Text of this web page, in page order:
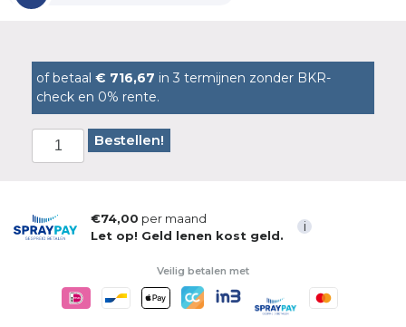
of betaal € 716,67 in 3 termijnen zonder BKR-
check en 0% rente.
Bestellen!
€74,00 per maand
Let op! Geld lenen kost geld.
i
Veilig betalen met